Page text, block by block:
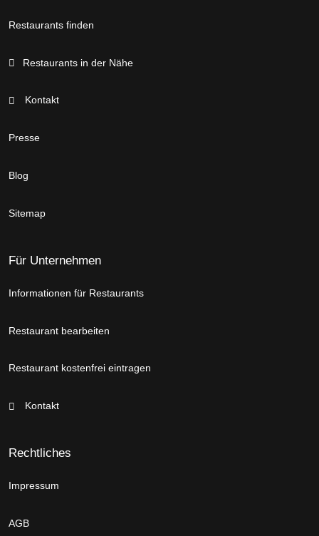
Restaurants finden
Restaurants in der Nähe
Kontakt
Presse
Blog
Sitemap
Für Unternehmen
Informationen für Restaurants
Restaurant bearbeiten
Restaurant kostenfrei eintragen
Kontakt
Rechtliches
Impressum
AGB